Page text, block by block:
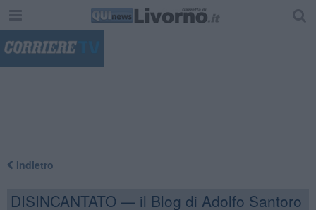
Indietro
DISINCANTATO — il Blog di Adolfo Santoro